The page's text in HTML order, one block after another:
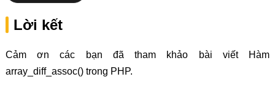
Lời kết
Cảm ơn các bạn đã tham khảo bài viết Hàm
array_diff_assoc() trong PHP.